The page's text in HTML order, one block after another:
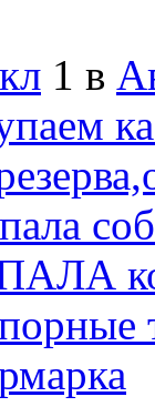
1 в